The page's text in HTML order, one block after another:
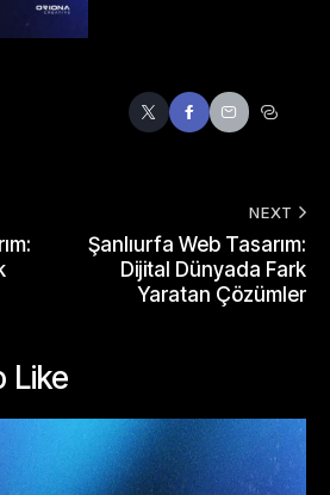
NEXT
Şanlıurfa Web Tasarım:
Dijital Dünyada Fark
Yaratan Çözümler
Like